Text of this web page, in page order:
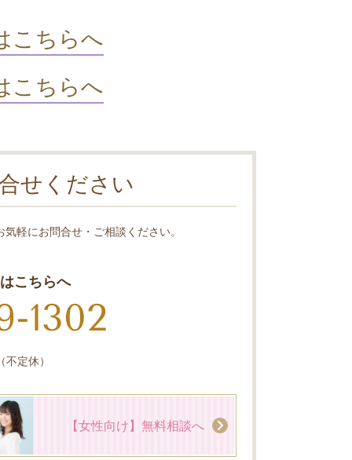
こちらへ
こちらへ
せください
軽にお問合せ・ご相談ください。
こちらへ
1302
定休）
【女性向け】無料相談へ